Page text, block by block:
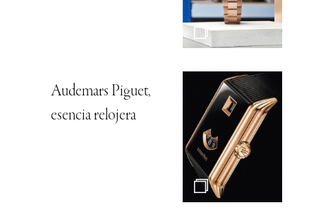
Audemars Piguet,
esencia relojera